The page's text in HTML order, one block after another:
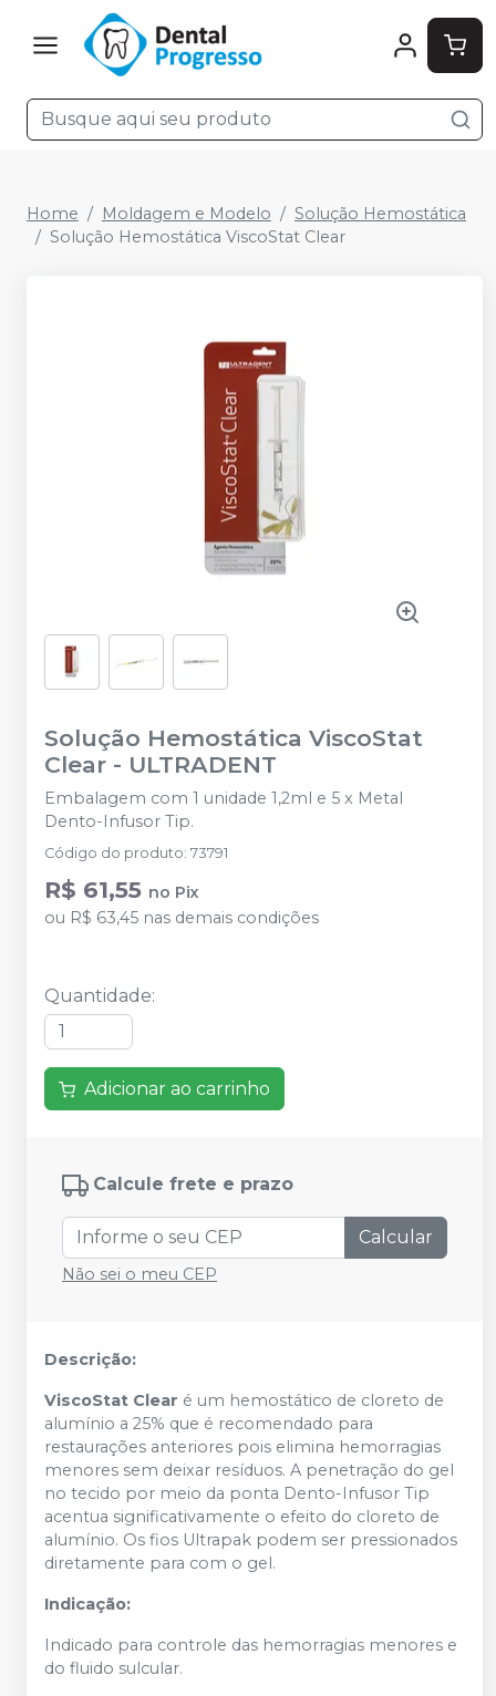
Home Moldagem e Modelo
Solução Hemostática
Solução Hemostática ViscoStat Clear
Solução Hemostática ViscoStat
Clear - ULTRADENT
Embalagem com 1 unidade 1,2ml e 5 x Metal
Dento-Infusor Tip.
Código do produto: 73791
R$ 61,55 no Pix
ou R$ 63,45 nas demais condições
Quantidade:
Adicionar ao carrinho
Calcule frete e prazo
Calcular
Não sei o meu CEP
Descrição:
ViscoStat Clear é um hemostático de cloreto de
alumínio a 25% que é recomendado para
restaurações anteriores pois elimina hemorragias
menores sem deixar resíduos. A penetração do gel
no tecido por meio da ponta Dento-Infusor Tip
acentua significativamente o efeito do cloreto de
alumínio. Os fios Ultrapak podem ser pressionados
diretamente para com o gel.
Indicação:
Indicado para controle das hemorragias menores e
do fluido sulcular.